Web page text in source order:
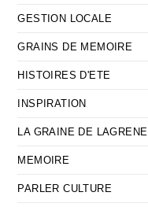
GESTION LOCALE
GRAINS DE MEMOIRE
HISTOIRES D'ETE
INSPIRATION
LA GRAINE DE LAGRENE
MEMOIRE
PARLER CULTURE